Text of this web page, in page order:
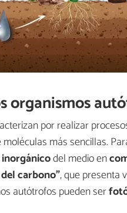
organismos
por realizar
más sencillas.
del medio en
carbono”, que presenta
autótrofos pueden ser